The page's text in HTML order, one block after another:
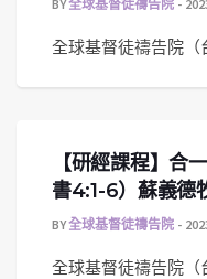
BY全球基督徒禱告院
全球基督徒禱告院
【研經課程】合
書4:1-6）蘇義
BY全球基督徒禱告院
全球基督徒禱告院